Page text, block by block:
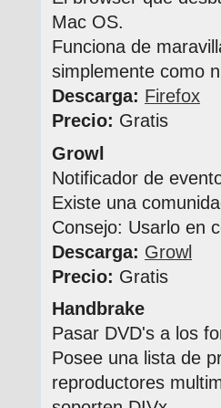
Mac OS.
Funciona de
simplemente como
Descarga: Firefox
Precio: Gratis
Growl
Notificador de
Existe una
Consejo: Usarlo en
Descarga: Growl
Precio: Gratis
Handbrake
Pasar DVD's a los
Posee una lista de
reproductores